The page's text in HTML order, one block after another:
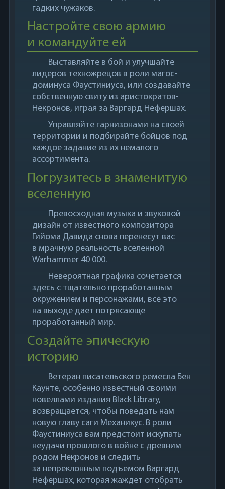
гадких чужаков.
Настройте свою армию
и командуйте ей
Выставляйте в бой и улучшайте
лидеров техножрецов в роли магос-
доминуса Фаустиниуса, или создавайте
собственную свиту из аристократов-
Некронов, играя за Варгард Нефершах.
Управляйте гарнизонами на своей
территории и подбирайте бойцов под
каждое задание из их немалого
ассортимента.
Погрузитесь в знаменитую
вселенную
Превосходная музыка и звуковой
дизайн от известного композитора
Гийома Давида снова перенесут вас
в мрачную реальность вселенной
Warhammer 40 000.
Невероятная графика сочетается
здесь с тщательно проработанным
окружением и персонажами, все это
на выходе дает потрясающе
проработанный мир.
Создайте эпическую
историю
Ветеран писательского ремесла Бен
Каунте, особенно известный своими
новеллами издания Black Library,
возвращается, чтобы поведать нам
новую главу саги Механикус. В роли
Фаустиниуса вам предстоит искупать
неудачи прошлого в войне с древним
родом Некронов и следить
за непреклонным подъемом Варгард
Нефершах, которая жаждет отобрать